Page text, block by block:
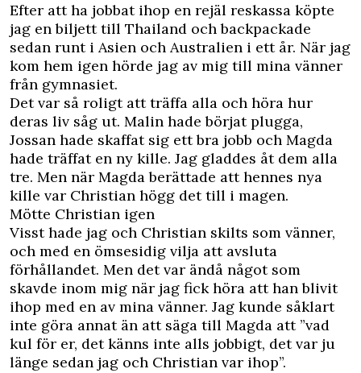
Efter att ha jobbat ihop en rejäl reskassa köpte
jag en biljett till Thailand och backpackade
sedan runt i Asien och Australien i ett år. När jag
kom hem igen hörde jag av mig till mina vänner
från gymnasiet.
Det var så roligt att träffa alla och höra hur
deras liv såg ut. Malin hade börjat plugga,
Jossan hade skaffat sig ett bra jobb och Magda
hade träffat en ny kille. Jag gladdes åt dem alla
tre. Men när Magda berättade att hennes nya
kille var Christian högg det till i magen.
Mötte Christian igen
Visst hade jag och Christian skilts som vänner,
och med en ömsesidig vilja att avsluta
förhållandet. Men det var ändå något som
skavde inom mig när jag fick höra att han blivit
ihop med en av mina vänner. Jag kunde såklart
inte göra annat än att säga till Magda att ”vad
kul för er, det känns inte alls jobbigt, det var ju
länge sedan jag och Christian var ihop”.